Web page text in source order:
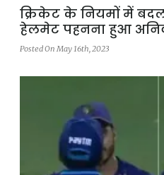
क्रिकेट के नियमों में
हेलमेट पहनना हुआ
Posted On May 16th, 2023